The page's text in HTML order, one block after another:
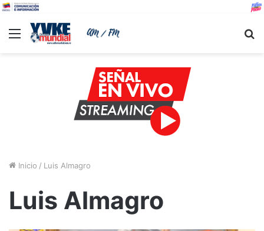
Menu
Inicio / Luis Almagro
Luis Almagro